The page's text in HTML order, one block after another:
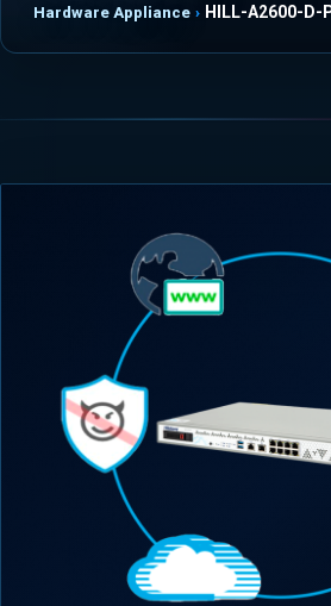
Hardware Appliance
HILL-A2600-D-